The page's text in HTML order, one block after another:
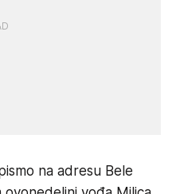
na adresu Bele